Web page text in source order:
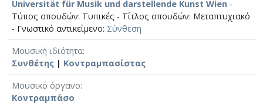
Universität für Musik und darstellende Kunst Wien -
Τύπος σπουδών: Τυπικές - Τίτλος σπουδών: Μεταπτυχιακό
- Γνωστικό αντικείμενο: Σύνθεση
Μουσική ιδιότητα
Συνθέτης | Κοντραμπασίστας
Μουσικό όργανο
Κοντραμπάσο